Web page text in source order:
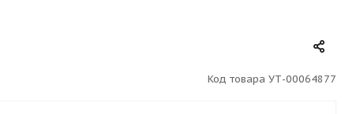
Код товара УТ-00064877